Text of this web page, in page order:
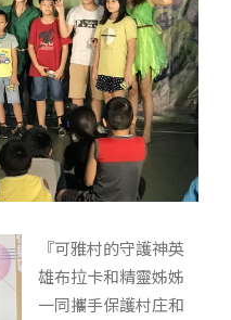
『可雅村的守護神英
雄布拉卡和精靈姊姊
一同攜手保護村庄和